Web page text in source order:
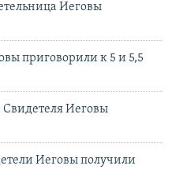
Иеговы
приговорили к 5 и 5,5
Свидетеля Иеговы
Иеговы получили